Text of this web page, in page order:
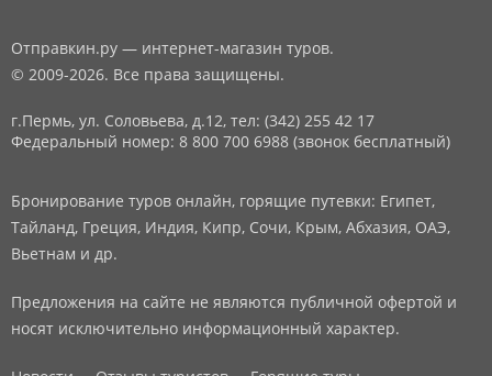
Отправкин.ру — интернет-магазин туров.
© 2009-2026. Все права защищены.
г.Пермь, ул. Соловьева, д.12, тел: (342) 255 42 17
Федеральный номер: 8 800 700 6988 (звонок бесплатный)
Бронирование туров онлайн, горящие путевки: Египет,
Тайланд, Греция, Индия, Кипр, Сочи, Крым, Абхазия, ОАЭ,
Вьетнам и др.
Предложения на сайте не являются публичной офертой и
носят исключительно информационный характер.